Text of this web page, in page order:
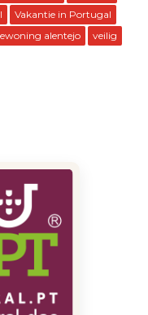
Vakantie in Portugal
alentejo
veilig